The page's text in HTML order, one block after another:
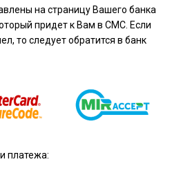
на страницу Вашего банка
придет к Вам в СМС. Если
то следует обратится в банк
платежа: